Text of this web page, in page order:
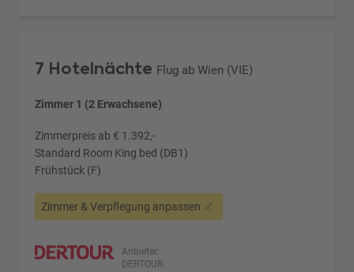
7 Hotelnächte Flug ab Wien (VIE)
Zimmer 1 (2 Erwachsene)
Zimmerpreis ab € 1.392,-
Standard Room King bed (DB1)
Frühstück (F)
Zimmer & Verpflegung anpassen
Anbieter:
DERTOUR